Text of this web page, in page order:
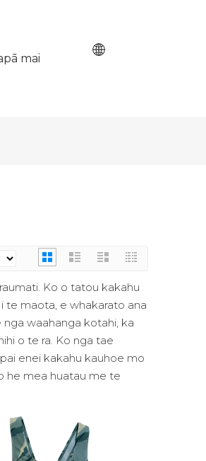
mai
Ko o tatou kakahu
te maota, e whakarato ana
waahanga kotahi, ka
o te ra. Ko nga tae
enei kakahu kauhoe mo
he mea huatau me te